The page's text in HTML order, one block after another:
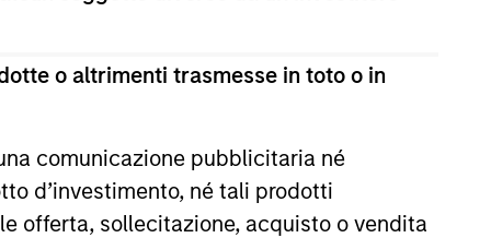
o altrimenti trasmesse in toto o in
comunicazione pubblicitaria né
d’investimento, né tali prodotti
offerta, sollecitazione, acquisto o vendita
a capitale variabile di diritto lussemburghese.
versione del Prospetto Informativo, del documento
relazione annuale e della relazione semestrale
titolo gratuito presso la Sede legale all’indirizzo
sito web sopra indicato.